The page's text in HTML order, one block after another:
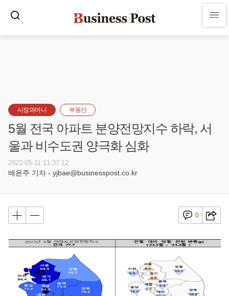
시장과머니 부동산
5월 전국 아파트 분양전망지수 하락, 서
울과 비수도권 양극화 심화
2023-05-11 11:37:12
배윤주 기자 - yjbae@businesspost.co.kr
0